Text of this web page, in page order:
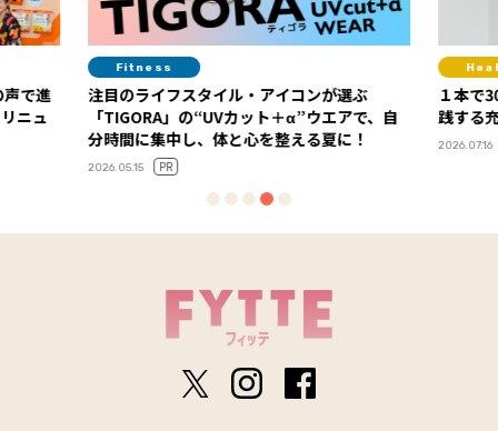
声で進
ニュ
Fitness
注目のライフスタイル・アイコンが選ぶ
「TIGORA」の“UVカット＋α”ウエアで、自
分時間に集中し、体と心を整える夏に！
2026.05.15 PR
１本で
践する
2026.07.16